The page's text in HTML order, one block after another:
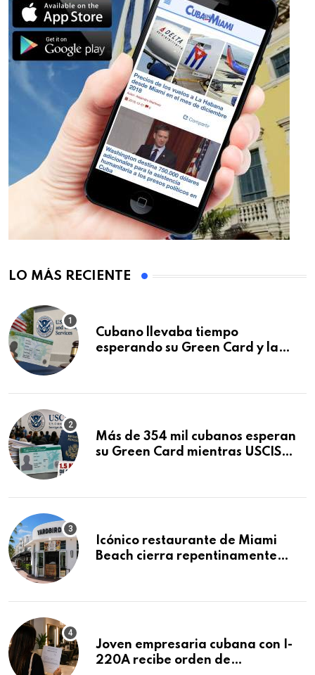
LO MÁS RECIENTE
Cubano llevaba tiempo
esperando su Green Card y la
Más de 354 mil cubanos esperan
su Green Card mientras USCIS
Icónico restaurante de Miami
Beach cierra repentinamente
Joven empresaria cubana con I-
220A recibe orden de